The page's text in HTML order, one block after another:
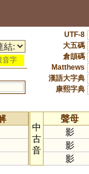
音字
UTF-8
大五碼
倉頡碼
Matthews
漢語大字典
康熙字典
中
古
音
聲母
影
影
影